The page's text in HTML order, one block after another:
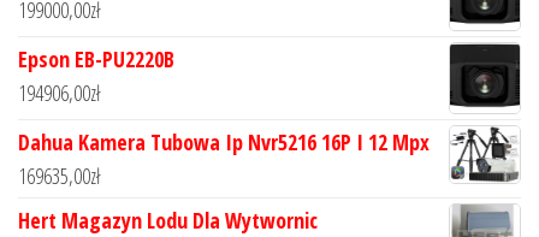
199000,00zł
Epson EB-PU2220B
194906,00zł
Dahua Kamera Tubowa Ip Nvr5216 16P I 12 Mpx
169635,00zł
Hert Magazyn Lodu Dla Wytwornic